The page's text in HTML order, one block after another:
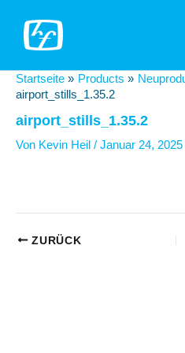
Inhalt
springen
Startseite Products
airport_stills_1.35.2
airport_stills_1.35.2
Von Kevin Heil / Januar 24, 2025
Beitragsnavigation
ZURÜCK